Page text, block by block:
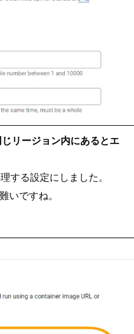
リージョン内にあるとエ
する設定にしました。
いですね。